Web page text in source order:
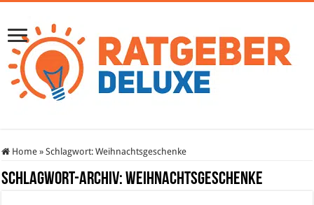
Home » Schlagwort:Weihnachtsgeschenke
Schlagwort-Archiv:Weihnachtsgeschenke